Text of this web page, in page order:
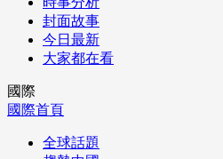
封面故事
今日最新
大家都在看
國際
國際首頁
全球話題